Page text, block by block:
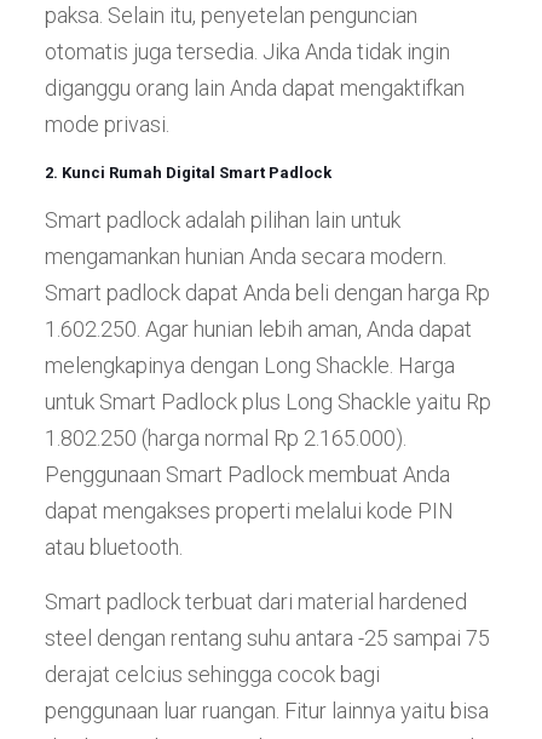
paksa. Selain itu, penyetelan penguncian
otomatis juga tersedia. Jika Anda tidak ingin
diganggu orang lain Anda dapat mengaktifkan
mode privasi.
2. Kunci Rumah Digital Smart Padlock
Smart padlock adalah pilihan lain untuk
mengamankan hunian Anda secara modern.
Smart padlock dapat Anda beli dengan harga Rp
1.602.250. Agar hunian lebih aman, Anda dapat
melengkapinya dengan Long Shackle. Harga
untuk Smart Padlock plus Long Shackle yaitu Rp
1.802.250 (harga normal Rp 2.165.000).
Penggunaan Smart Padlock membuat Anda
dapat mengakses properti melalui kode PIN
atau bluetooth.
Smart padlock terbuat dari material hardened
steel dengan rentang suhu antara -25 sampai 75
derajat celcius sehingga cocok bagi
penggunaan luar ruangan. Fitur lainnya yaitu bisa